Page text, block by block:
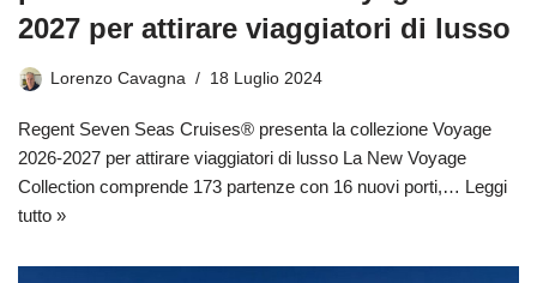
2027 per attirare viaggiatori di lusso
Lorenzo Cavagna 18 Luglio 2024
Regent Seven Seas Cruises® presenta la collezione Voyage
2026-2027 per attirare viaggiatori di lusso La New Voyage
Collection comprende 173 partenze con 16 nuovi porti,… Leggi
tutto »